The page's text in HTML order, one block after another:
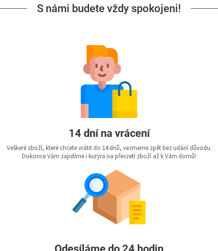
S námi budete vždy spokojeni!
14 dní na vrácení
Veškeré zboží, které chcete vrátit do 14 dnů, vezmeme zpět bez udání důvodu.
Dokonce Vám zajistíme i kurýra na převzetí zboží až k Vám domů!